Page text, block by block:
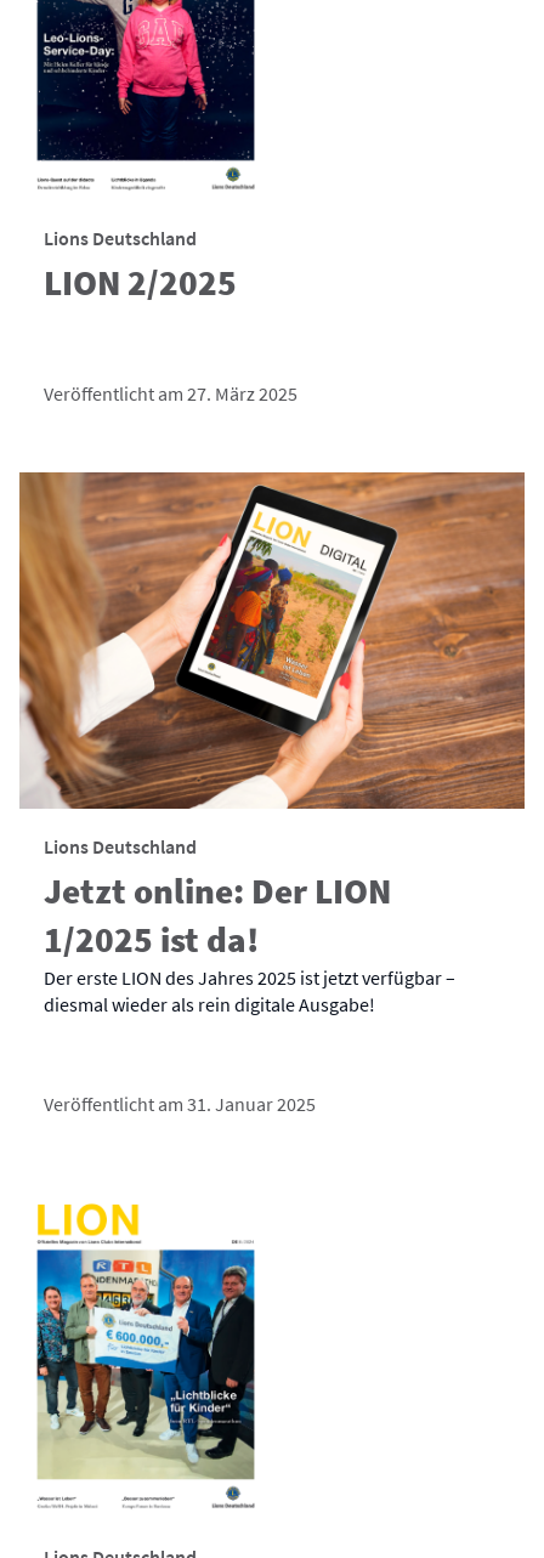
Lions Deutschland
LION 2/2025
Veröffentlicht am 27. März 2025
Lions Deutschland
Jetzt online: Der LION
1/2025 ist da!
Der erste LION des Jahres 2025 ist jetzt verfügbar –
diesmal wieder als rein digitale Ausgabe!
Veröffentlicht am 31. Januar 2025